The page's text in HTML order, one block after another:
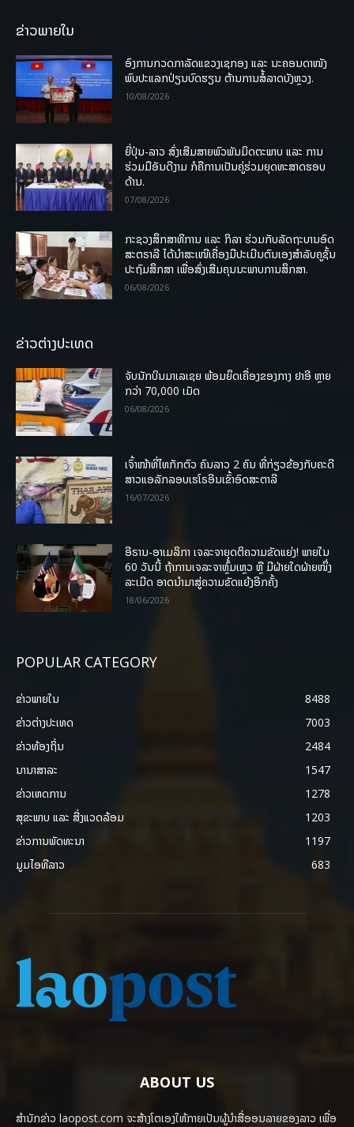
ຂ່າວພາຍໃນ
ອົງການກວດກາລັດແຂວງເຊກອງ ແລະ ນະຄອນດາໜັງ
ພົບປະແລກປ່ຽນບົດຮຽນ ຕ້ານການສໍ້ລາດບັງຫຼວງ.
10/08/2026
ຍີ່ປຸ່ນ-ລາວ ສົ່ງເສີມສາຍພົວພັນມິດຕະພາບ ແລະ ການ
ຮ່ວມມືອັນດີງາມ ກໍຄືການເປັນຄູ່ຮ່ວມຍຸດທະສາດຮອບ
ດ້ານ.
07/08/2026
ກະຊວງສຶກສາທິການ ແລະ ກິລາ ຮ່ວມກັບລັດຖະບານອົດ
ສະຕຣາລີ ໄດ້ນຳສະເໜີເຄື່ອງມືປະເມີນຕົນເອງສຳລັບຄູຊັ້ນ
ປະຖົມສຶກສາ ເພື່ອສົ່ງເສີມຄຸນນະພາບການສຶກສາ.
06/08/2026
ຂ່າວຕ່າງປະເທດ
ຈັບນັກບິນມາເລເຊຍ ພ້ອມຍຶດເຄື່ອງຂອງກາງ ຢາອີ ຫຼາຍ
ກວ່າ 70,000 ເມັດ
06/08/2026
ເຈົ້າໜ້າທີ່ໄທກັກຕົວ ຄົນລາວ 2 ຄົນ ທີ່ກ່ຽວຂ້ອງກັບຄະດີ
ສາວແອລັກລອບເຮໂຣອີນເຂົ້າອົດສະຕາລີ
16/07/2026
ອີຣານ-ອາເມລິກາ ເຈລະຈາຍຸດຕິຄວາມຂັດແຍ່ງ! ພາຍໃນ
60 ວັນນີ້ ຖ້າການເຈລະຈາຫຼົ້ມເຫຼວ ຫຼື ມີຝ່າຍໃດຝ່າຍໜຶ່ງ
ລະເມີດ ອາດນໍາມາສູ່ຄວາມຂັດແຍ້ງອີກຄັ້ງ
18/06/2026
POPULAR CATEGORY
ຂ່າວພາຍ​ໃນ
8488
ຂ່າວຕ່າງປະເທດ
7003
ຂ່າວທ້ອງຖິ່ນ
2484
ນານາສາລະ
1547
ຂ່າວເຫດການ
1278
ສຸຂະພາບ ແລະ ສີ່ງແວດລ້ອມ
1203
ຂ່າວການພັດທະນາ
1197
ມູມໄອທີລາວ
683
ABOUT US
ສຳນັກຂ່າວ laopost.com ຈະສ້າງໂຕເອງໃຫ້ກາຍເປັນຜູ້ນຳສື່ອອນລາຍຂອງລາວ ເພື່ອ